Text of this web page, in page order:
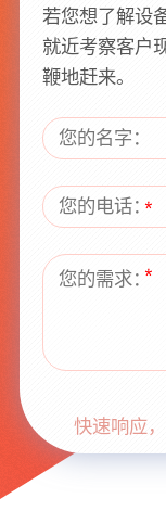
若您想了解设
就近考察客户
鞭地赶来。
快速响应